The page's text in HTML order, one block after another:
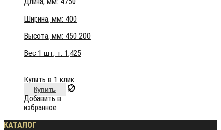
Ширина, мм: 400
Высота, мм: 450 200
Вес 1 шт, т: 1,425
Купить в 1 клик
Купить
Добавить в
избранное
КАТАЛОГ